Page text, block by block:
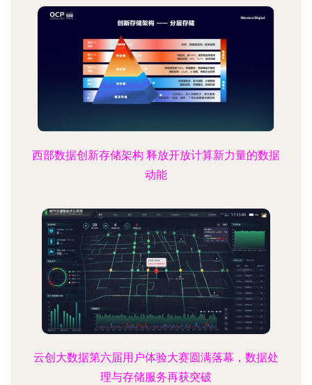
西部数据创新存储架构 释放开放计算新力量的数据
动能
云创大数据第六届用户体验大赛圆满落幕，数据处
理与存储服务再获突破